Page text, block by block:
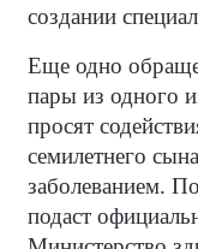
создании
Еще одно
пары из одного
просят
семилетнего
заболеванием.
подаст